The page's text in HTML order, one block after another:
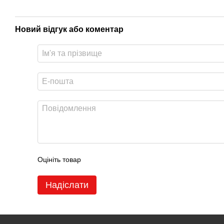
Новий відгук або коментар
Оцініть товар
Надіслати